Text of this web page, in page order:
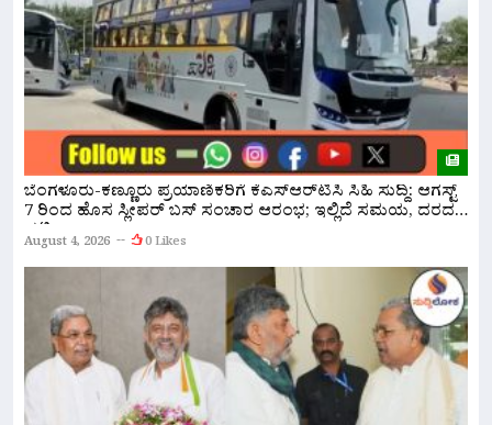
ಬೆಂಗಳೂರು-ಕಣ್ಣೂರು ಪ್ರಯಾಣಿಕರಿಗೆ ಕೆಎಸ್‌ಆರ್‌ಟಿಸಿ ಸಿಹಿ ಸುದ್ದಿ: ಆಗಸ್ಟ್
7 ರಿಂದ ಹೊಸ ಸ್ಲೀಪರ್ ಬಸ್ ಸಂಚಾರ ಆರಂಭ; ಇಲ್ಲಿದೆ ಸಮಯ, ದರದ
ಪಟ್ಟಿ!
August 4, 2026 0 Likes